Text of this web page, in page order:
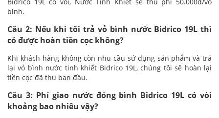
bình.
Câu 2: Nếu khi tôi trả vỏ bình nước Bidrico 19L thì
có được hoàn tiền cọc không?
Khi khách hàng không còn nhu cầu sử dụng sản phẩm và trả
lại vỏ bình nước tinh khiết Bidrico 19L, chúng tôi sẽ hoàn lại
tiền cọc đã thu ban đầu.
Câu 3: Phí giao nước đóng bình Bidrico 19L có vòi
khoảng bao nhiêu vậy?